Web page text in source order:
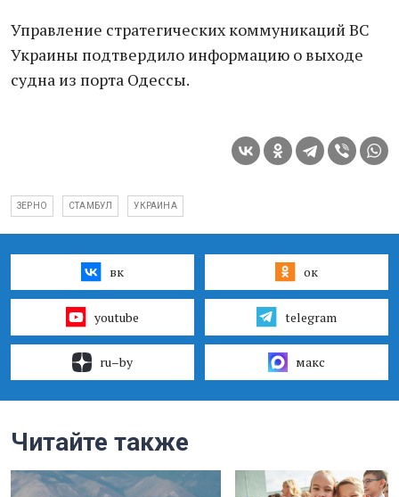
Управление стратегических коммуникаций ВС
Украины подтвердило информацию о выходе
судна из порта Одессы.
ЗЕРНО СТАМБУЛ УКРАИНА
вк ок
youtube telegram
ru–by макс
Читайте также